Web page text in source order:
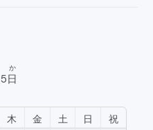
5日
か
木 金 土 日 祝